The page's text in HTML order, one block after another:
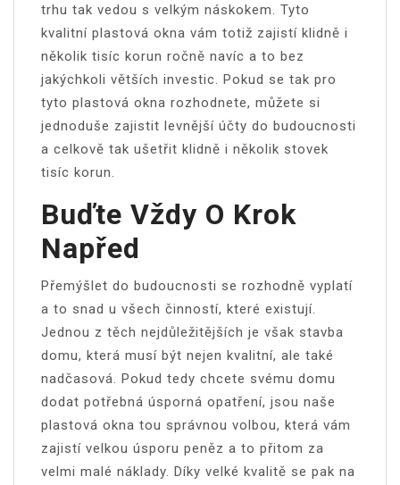
trhu tak vedou s velkým náskokem. Tyto
kvalitní plastová okna vám totiž zajistí klidně i
několik tisíc korun ročně navíc a to bez
jakýchkoli větších investic. Pokud se tak pro
tyto plastová okna rozhodnete, můžete si
jednoduše zajistit levnější účty do budoucnosti
a celkově tak ušetřit klidně i několik stovek
tisíc korun.
Buďte Vždy O Krok
Napřed
Přemýšlet do budoucnosti se rozhodně vyplatí
a to snad u všech činností, které existují.
Jednou z těch nejdůležitějších je však stavba
domu, která musí být nejen kvalitní, ale také
nadčasová. Pokud tedy chcete svému domu
dodat potřebná úsporná opatření, jsou naše
plastová okna tou správnou volbou, která vám
zajistí velkou úsporu peněz a to přitom za
velmi malé náklady. Díky velké kvalitě se pak na